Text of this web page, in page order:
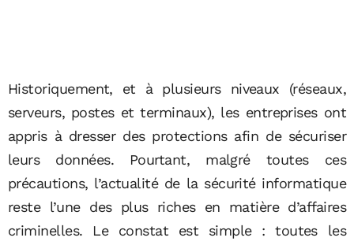
Historiquement, et à plusieurs niveaux (réseaux,
serveurs, postes et terminaux), les entreprises ont
appris à dresser des protections afin de sécuriser
leurs données. Pourtant, malgré toutes ces
précautions, l’actualité de la sécurité informatique
reste l’une des plus riches en matière d’affaires
criminelles. Le constat est simple : toutes les